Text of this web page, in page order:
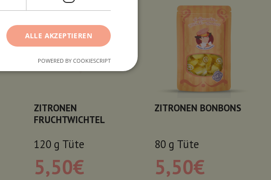
ZITRONEN
FRUCHTWICHTEL
120 g Tüte
5,50€
ZITRONEN BONBONS
80 g Tüte
5,50€
ALLE AKZEPTIEREN
POWERED BY COOKIESCRIPT